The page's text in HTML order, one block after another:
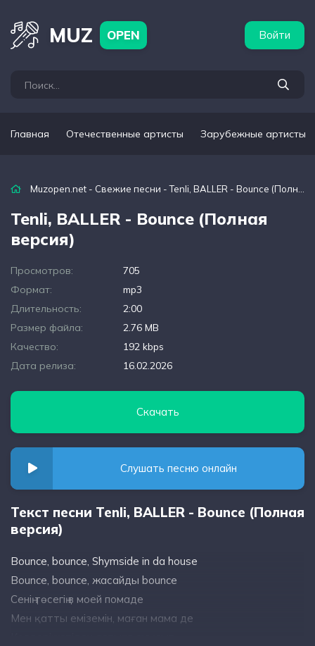
MUZ OPEN Войти
Главная Отечественные артисты Зарубежные артисты
Muzopen.net - Свежие песни - Tenli, BALLER - Bounce (Полная версия)
Tenli, BALLER - Bounce (Полная
версия)
Просмотров:
705
Формат:
mp3
Длительность:
2:00
Размер файла:
2.76 MB
Качество:
192 kbps
Дата релиза:
16.02.2026
Скачать
Слушать песню онлайн
Текст песни Tenli, BALLER - Bounce (Полная
версия)
Bounce, bounce, Shymside in da house
Bounce, bounce, жасайды bounce
Сенің төсегің в моей помаде
Мен қатты еміземін, маған мама де
артисты Популярные подборки